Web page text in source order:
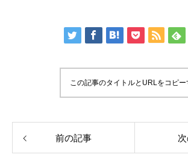
この記事のタイトルとURLをコピー
前の記事